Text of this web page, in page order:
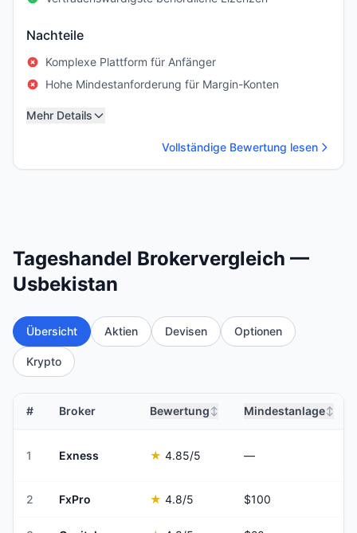
Nachteile
Komplexe Plattform für Anfänger
Hohe Mindestanforderung für Margin-Konten
Mehr Details
Vollständige Bewertung lesen
Tageshandel Brokervergleich —
Usbekistan
Übersicht Aktien Devisen Optionen
Krypto
# Broker Bewertung ↕ Mindestanlage↕
1 Exness ★ 4.85/5 —
2 FxPro ★ 4.8/5 $100